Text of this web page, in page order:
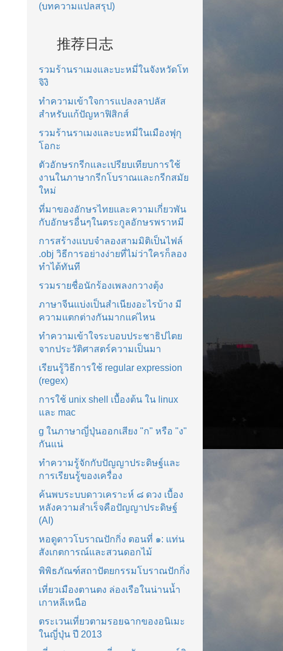
(บทความแปลสรุป)
推荐日志
รวมร้านราเมงและบะหมี่ในจังหวัดโท
จิงิ
ทำความเข้าใจการแปลงลาปลัส
สำหรับแก้ปัญหาฟิสิกส์
รวมร้านราเมงและบะหมี่ในเมืองฟุกุ
โอกะ
ตัวอักษรกรีกและเปรียบเทียบการใช้
งานในภาษากรีกโบราณและกรีกสมัย
ใหม่
ที่มาของอักษรไทยและความเกี่ยวพัน
กับอักษรอื่นๆในตระกูลอักษรพราหมี
การสร้างแบบจำลองสามมิติเป็นไฟล์
.obj วิธีการอย่างง่ายที่ไม่ว่าใครก็ลอง
ทำได้ทันที
รวมรายชื่อนักร้องเพลงกวางตุ้ง
ภาษาจีนแบ่งเป็นสำเนียงอะไรบ้าง มี
ความแตกต่างกันมากแค่ไหน
ทำความเข้าใจระบอบประชาธิปไตย
จากประวัติศาสตร์ความเป็นมา
เรียนรู้วิธีการใช้ regular expression
(regex)
การใช้ unix shell เบื้องต้น ใน linux
และ mac
g ในภาษาญี่ปุ่นออกเสียง "ก" หรือ "ง"
กันแน่
ทำความรู้จักกับปัญญาประดิษฐ์และ
การเรียนรู้ของเครื่อง
ค้นพบระบบดาวเคราะห์ ๘ ดวง เบื้อง
หลังความสำเร็จคือปัญญาประดิษฐ์
(AI)
หอดูดาวโบราณปักกิ่ง ตอนที่ ๑: แท่น
สังเกตการณ์และสวนดอกไม้
พิพิธภัณฑ์สถาปัตยกรรมโบราณปักกิ่ง
เที่ยวเมืองตานตง ล่องเรือในน่านน้ำ
เกาหลีเหนือ
ตระเวนเที่ยวตามรอยฉากของอนิเมะ
ในญี่ปุ่น ปี 2013